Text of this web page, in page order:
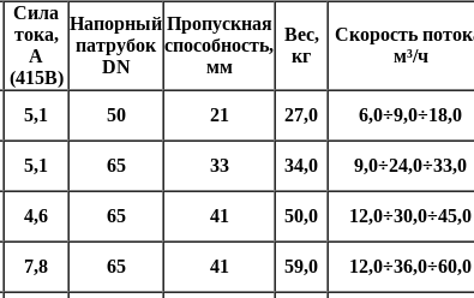
Сила
тока,
А
(415В)
Напорный
патрубок
DN
Пропускная
способность,
мм
Вес,
кг
Скорость
м³/ч
5,1 50 21 27,0 6,0÷9,0÷18,0
5,1 65 33 34,0 9,0÷24,0÷33,0
4,6 65 41 50,0 12,0÷30,0÷45,0
7,8 65 41 59,0 12,0÷36,0÷60,0